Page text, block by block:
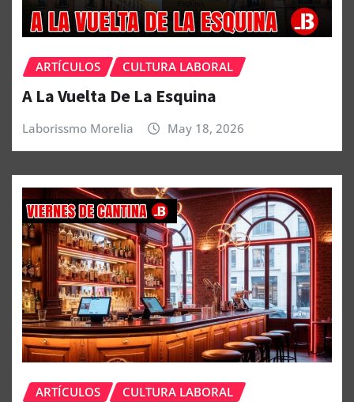
ARTÍCULOS CULTURA LABORAL
A La Vuelta De La Esquina
Laborissmo Morelia May 18, 2026
ARTÍCULOS CULTURA LABORAL